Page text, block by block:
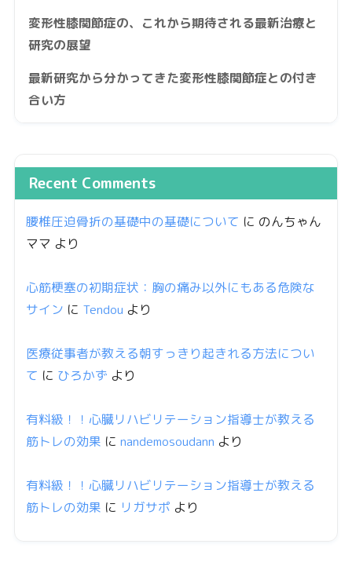
変形性膝関節症の、これから期待される最新治療と
研究の展望
最新研究から分かってきた変形性膝関節症との付き
合い方
Recent Comments
腰椎圧迫骨折の基礎中の基礎について に のんちゃん
ママ より
心筋梗塞の初期症状：胸の痛み以外にもある危険な
サイン に Tendou より
医療従事者が教える朝すっきり起きれる方法につい
て に ひろかず より
有料級！！心臓リハビリテーション指導士が教える
筋トレの効果 に nandemosoudann より
有料級！！心臓リハビリテーション指導士が教える
筋トレの効果 に リガサポ より